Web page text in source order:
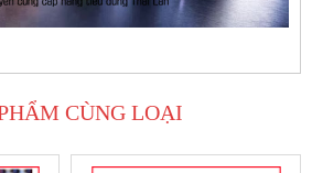
CÙNG LOẠI